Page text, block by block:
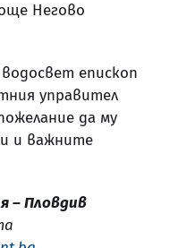
Негово
епископ
управител
да му
и важните
– Пловдив